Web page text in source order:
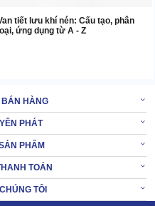
tiết lưu khí nén: Cấu tạo, phân
loại, ứng dụng từ A - Z
HÀNG
PHÁT
PHẨM
TOÁN
TÔI